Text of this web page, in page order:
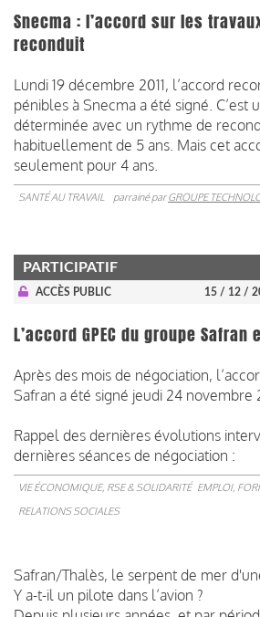
Snecma : l’accord sur les
reconduit
Lundi 19 décembre 2011, l’accord
pénibles à Snecma a été signé. C’est
déterminée avec un rythme de
habituellement de 5 ans. Mais cet
seulement pour 4 ans.
SANTÉ AU TRAVAIL parrainé parGROUPE
PARTICIPATIF
ACCÈS PUBLIC 15 / 12 /
L’accord GPEC du groupe Safran
Après des mois de négociation,
Safran a été signé jeudi 24 novembre
Rappel des dernières évolutions
dernières séances de négociation :
VIE ÉCONOMIQUE, RSE & SOLIDARITÉ EMPLOI,
RELATIONS SOCIALES
Safran/Thalès, le serpent de mer
Y a-t-il un pilote dans l’avion ?